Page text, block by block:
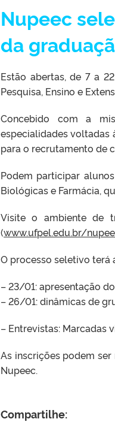
Nupeec
da
Estão abertas, de 7 a
Pesquisa, Ensino e
Concebido com a
especialidades voltadas
para o recrutamento de
Podem participar
Biológicas e Farmácia,
Visite o ambiente de
(www.ufpel.edu.br/
O processo seletivo terá
– 23/01: apresentação
– 26/01: dinâmicas de
– Entrevistas: Marcadas
As inscrições podem
Nupeec.
Compartilhe: